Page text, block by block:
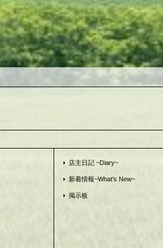
店主日記 ~Diary~
新着情報~What's New~
掲示板